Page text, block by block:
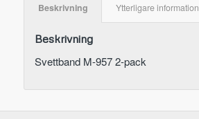
Beskrivning Ytterligare information
Beskrivning
Svettband M-957 2-pack